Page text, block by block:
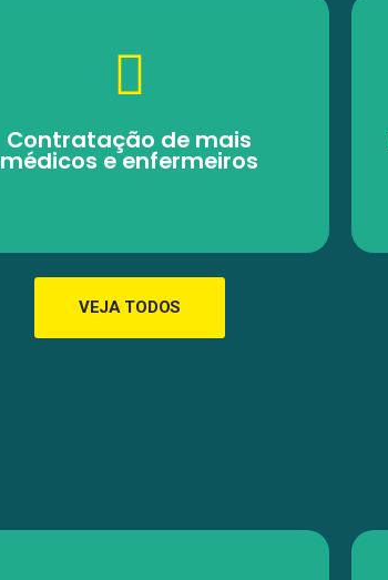
Contratação de mais
médicos e enfermeiros
VEJA TODOS